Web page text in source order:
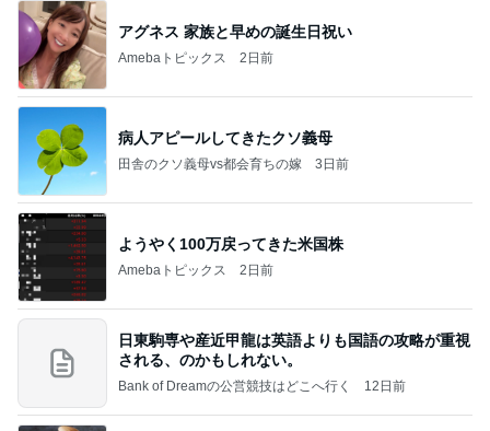
アグネス 家族と早めの誕生日祝い
Amebaトピックス 2日前
病人アピールしてきたクソ義母
田舎のクソ義母vs都会育ちの嫁 3日前
ようやく100万戻ってきた米国株
Amebaトピックス 2日前
日東駒専や産近甲龍は英語よりも国語の攻略が重視
される、のかもしれない。
Bank of Dreamの公営競技はどこへ行く 12日前